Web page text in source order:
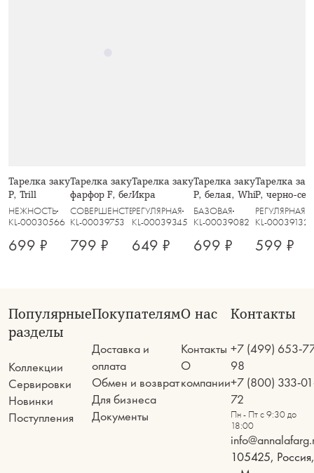
Тарелка закусочная, 21 см, стекло
Р, Trill
НЕЖНОСТЬ
KL-00030566
699 ₽
Тарелка закусочная, 21,5 см,
фарфор F, белая, с серебристым
кантом, Lotus silver
СОВЕРШЕНСТВО
KL-00039753
799 ₽
Тарелка закусочная, 20 см, пепел,
Икра
РЕГУЛЯРНАЯ
KL-00039345
649 ₽
Тарелка закусочная, 23
P, белая, White Basics
БАЗОВАЯ
KL-00039082
699 ₽
Тарелка
P, черно-
РЕГУЛЯРНАЯ
KL-00039132
599 ₽
Популярные
разделы
Коллекции
Сервировки
Новинки
Поступления
Покупателям
Доставка и
оплата
Обмен и возврат
Для бизнеса
Документы
О нас
Контакты
О
компании
Контакты
+7 (499) 653-
98
+7 (800) 333-
72
Пн - Пт с 9:30 до
18:00
105425, Россия,